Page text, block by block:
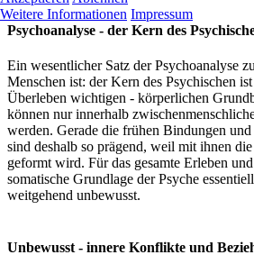
Psychoanalyse - der Kern des
Ein wesentlicher Satz der Psychoanalyse
Menschen ist: der Kern des Psychischen
Überleben wichtigen - körperlichen
können nur innerhalb
werden. Gerade die frühen Bindungen
sind deshalb so prägend, weil mit ihnen
geformt wird. Für das gesamte Erleben
somatische Grundlage der Psyche
weitgehend unbewusst.
Unbewusst - innere Konflikte und
Weitere Informationen Impressum